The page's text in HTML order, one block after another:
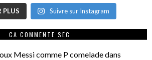
PLUS Suivre sur Instagram
CA COMMENTE SEC
Messi comme P comeladedans